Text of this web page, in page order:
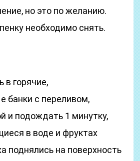
но это по желанию.
необходимо снять.
в горячие,
банки с переливом,
и подождать 1 минутку,
в воде и фруктах
поднялись на поверхность